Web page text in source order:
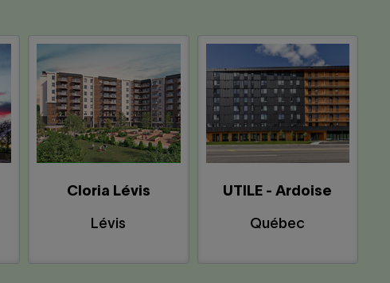
Cloria Lévis
Lévis
UTILE - Ardoise
Québec